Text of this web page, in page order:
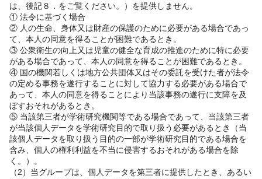
は、後記８．をご覧ください。）を提供しません。
① 法令に基づく場合
② 人の生命、身体又は財産の保護のために必要がある場合であっ
て、本人の同意を得ることが困難であるとき。
③ 公衆衛生の向上又は児童の健全な育成の推進のために特に必要
がある場合であって、本人の同意を得ることが困難であるとき。
④ 国の機関若しくは地方公共団体又はその委託を受けた者が法令
の定める事務を遂行することに対して協力する必要がある場合で
あって、本人の同意を得ることにより当該事務の遂行に支障を及
ぼすおそれがあるとき。
⑤ 当該第三者が学術研究機関等である場合であって、当該第三者
が当該個人データを学術研究目的で取り扱う必要があるとき（当
該個人データを取り扱う目的の一部が学術研究目的である場合を
含み、個人の権利利益を不当に侵害するおそれがある場合を除
く。）。
（2）当グループは、個人データを第三者に提供したとき、あるい